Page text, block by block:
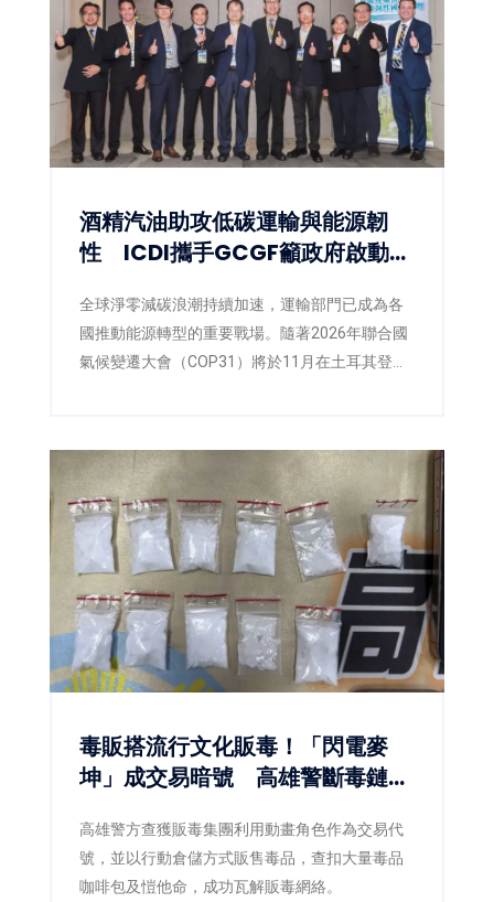
酒精汽油助攻低碳運輸與能源韌
性 ICDI攜手GCGF籲政府啟動
全球淨零減碳浪潮持續加速，運輸部門已成為各
國推動能源轉型的重要戰場。隨著2026年聯合國
氣候變遷大會（COP31）將於11月在土耳其登
對臺灣即將推動第三版國家自定貢獻
（NDC3.0），如何兼顧減碳、能源安全與供應韌
性，已成為產官學界共同關注的核心議題。
毒販搭流行文化販毒！「閃電麥
坤」成交易暗號 高雄警斷毒鏈逮
高雄警方查獲販毒集團利用動畫角色作為交易代
號，並以行動倉儲方式販售毒品，查扣大量毒品
咖啡包及愷他命，成功瓦解販毒網絡。